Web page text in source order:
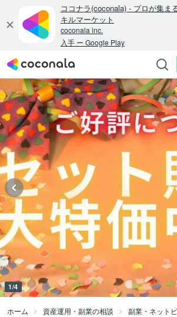
1/4
ホーム 資産運用・副業の相談 副業・ネット